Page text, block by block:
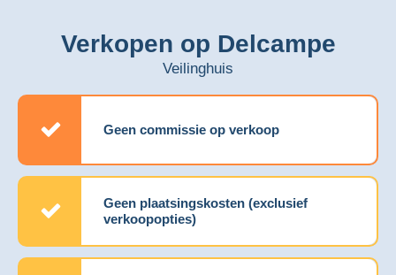
Verkopen op Delcampe
Veilinghuis
Geen commissie op verkoop
Geen plaatsingskosten (exclusief
verkoopopties)